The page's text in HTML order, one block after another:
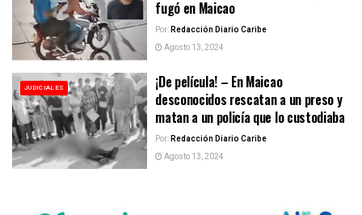
fugó en Maicao
Por:Redacción Diario Caribe
Agosto 13, 2024
JUDICIALES
¡De película! – En Maicao
desconocidos rescatan a un preso y
matan a un policía que lo custodiaba
Por:Redacción Diario Caribe
Agosto 13, 2024